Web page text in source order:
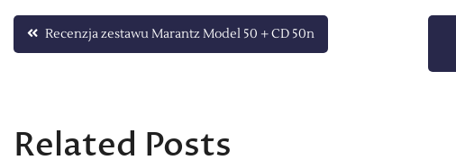
Nawigacja
Recenzja zestawu Marantz Model 50 + CD 50n
Related Posts